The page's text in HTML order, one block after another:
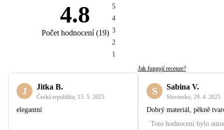
4.8
Počet hodnocení(19)
5
4
3
2
1
Jak fungují recenze?
J Jitka B.
Česká republika, 15. 5. 2025
elegantní
S Sabina V.
Slovinsko, 29. 4. 2025
Dobrý materiál, pěkně
Toto hodnocení bylo